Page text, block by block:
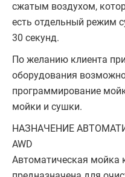
сжатым воздухом,
есть отдельный режим
30 секунд.
По желанию клиента
оборудования
программирование
мойки и сушки.
НАЗНАЧЕНИЕ
AWD
Автоматическая мойка